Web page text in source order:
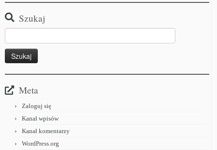
Szukaj
Meta
Zaloguj się
Kanał wpisów
Kanał komentarzy
WordPress.org